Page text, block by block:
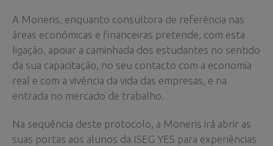
A Moneris, enquanto consultora de referência nas
áreas económicas e financeiras pretende, com esta
ligação, apoiar a caminhada dos estudantes no sentido
da sua capacitação, no seu contacto com a economia
real e com a vivência da vida das empresas, e na
entrada no mercado de trabalho.
Na sequência deste protocolo, a Moneris irá abrir as
suas portas aos alunos da ISEG YES para experiências